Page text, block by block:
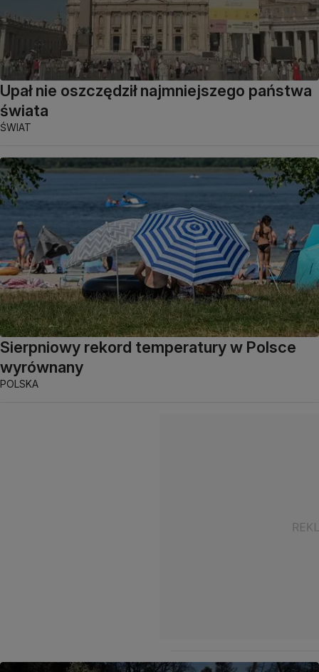
Upał nie oszczędził najmniejszego państwa
świata
ŚWIAT
Sierpniowy rekord temperatury w Polsce
wyrównany
POLSKA